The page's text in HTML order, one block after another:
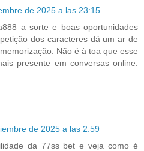
de 2025 a las 23:15
a sorte e boas oportunidades
dos caracteres dá um ar de
Não é à toa que esse
presente em conversas online.
de 2025 a las 2:59
da 77ss bet e veja como é